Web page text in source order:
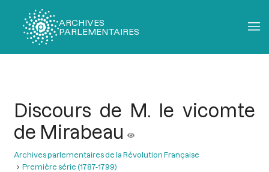
ARCHIVES
PARLEMENTAIRES
Discours de M. le vicomte
de Mirabeau
Archives parlementaires de la Révolution Française
Première série (1787-1799)